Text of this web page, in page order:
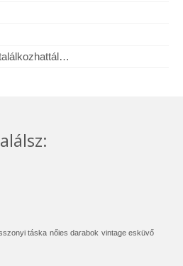
táska nőies darabok vintage esküvő